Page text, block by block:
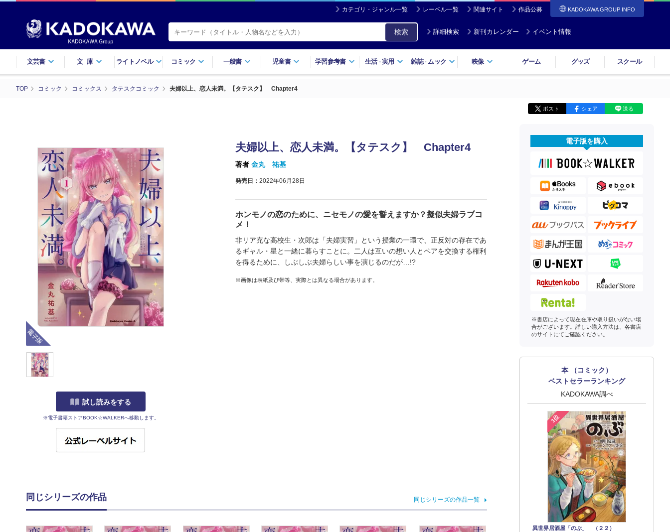
カテゴリ・ジャンル一覧 レーベル一覧 関連サイト 作品公募 KADOKAWA GROUP INFO
検索 詳細検索 新刊カレンダー イベント情報
文芸書 文庫 ライトノベル コミック 一般書 児童書 学習参考書 生活・実用 雑誌・ ムック 映像 ゲーム グッズ スクール
TOP コミック コミックス タテスクコミック 夫婦以上、恋人未満。【タテスク】 Chapter4
ポスト シェア 送る
電子版
試し読みをする
※電子書籍ストアBOOK☆WALKERへ移動します。
夫婦以上、恋人未満。【タテスク】 Chapter4
著者 金丸 祐基
発売日： 2022年06月28日
ホンモノの恋のために、ニセモノの愛を誓えますか？擬似夫婦ラブコ
メ！
非リア充な高校生・次郎は「夫婦実習」という授業の一環で、正反対の存在であ
るギャル・星と一緒に暮らすことに。二人は互いの想い人とペアを交換する権利
を得るために、しぶしぶ夫婦らしい事を演じるのだが…!?
※画像は表紙及び帯等、実際とは異なる場合があります。
同じシリーズの作品 同じシリーズの作品一覧
電子版を購入
※書店によって現在在庫や取り扱いがない場
合がございます。詳しい購入方法は、各書店
のサイトにてご確認ください。
本 （コミック）
ベストセラーランキング
KADOKAWA調べ
1位
異世界居酒屋「のぶ」 （２２）